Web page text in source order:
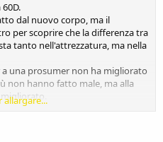
dal nuovo corpo, ma il
per scoprire che la differenza tra
tanto nell'attrezzatura, ma nella
una prosumer non ha migliorato
non hanno fatto male, ma alla
nuova attrezzatura
delle foto fatte con una 600D,
allargare...